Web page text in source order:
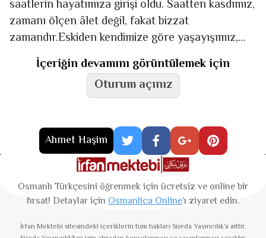
saatlerin hayatımıza girişi oldu. Saatten kasdımız,
zamanı ölçen âlet değil, fakat bizzat
zamandır.Eskiden kendimize göre yaşayışımız,
düşünüşümüz, giyi­ni­şimiz ve kendimize göre din­
den, ırktan
İçeriğin devamını görüntülemek için
Oturum açınız
Ahmet Haşim
Osmanlı Türkçesini öğrenmek için ücretsiz ve online bir
fırsat! Detaylar için Osmanlica Online’ı ziyaret edin.
İrfan Mektebi sitesindeki içeriklerin tüm hakları Süeda Yayıncılık'a aittir.